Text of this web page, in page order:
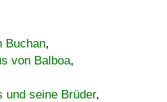
Buchan,
von Balboa,
und seine Brüder,